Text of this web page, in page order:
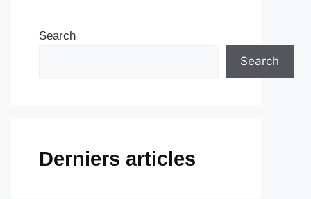
Search
Search
Derniers articles